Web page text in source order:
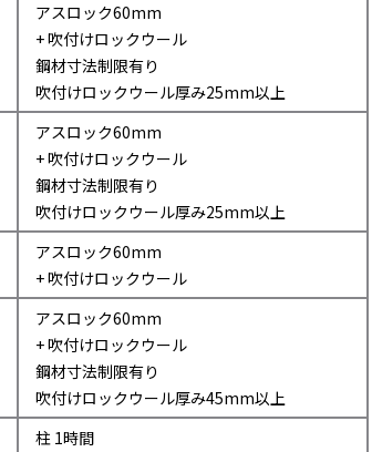
アスロック60mm
+ 吹付けロックウール
鋼材寸法制限有り
吹付けロックウール厚み25mm以上
アスロック60mm
+ 吹付けロックウール
鋼材寸法制限有り
吹付けロックウール厚み25mm以上
アスロック60mm
+ 吹付けロックウール
アスロック60mm
+ 吹付けロックウール
鋼材寸法制限有り
吹付けロックウール厚み45mm以上
柱 1時間